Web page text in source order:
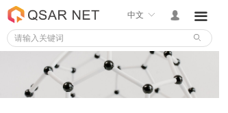
ꄙ
넙
ꀅ
中文 끀